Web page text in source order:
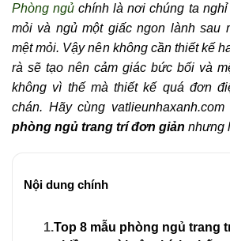
Phòng ngủ chính là nơi chúng ta
mỏi và ngủ một giấc ngon lành sau
mệt mỏi. Vậy nên không cần thiết kế
rà sẽ tạo nên cảm giác bức bối và
không vì thế mà thiết kế quá đơn
chán. Hãy cùng
phòng ngủ trang trí đơn giản nhưng
Nội dung chính
1.Top 8 mẫu phòng ngủ trang